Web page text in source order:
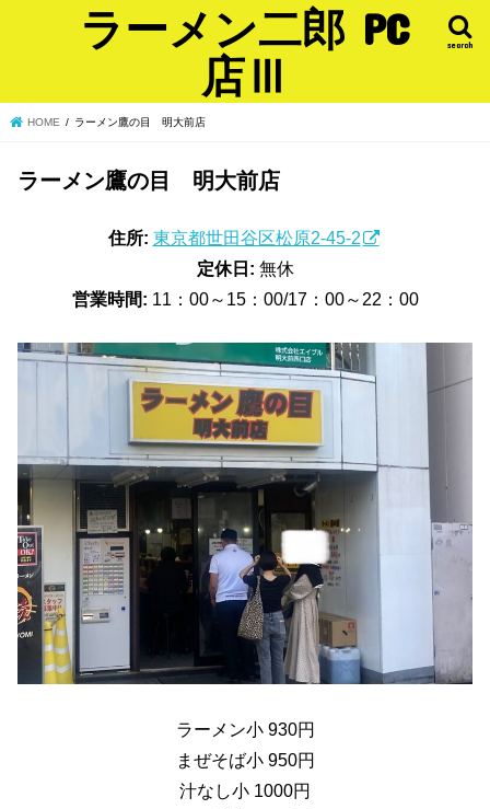
ラーメン二郎 PC
店Ⅲ
search
HOME ラーメン鷹の目 明大前店
ラーメン鷹の目 明大前店
住所: 東京都世田谷区松原2-45-2
定休日: 無休
営業時間: 11：00～15：00/17：00～22：00
ラーメン小 930円
まぜそば小 950円
汁なし小 1000円